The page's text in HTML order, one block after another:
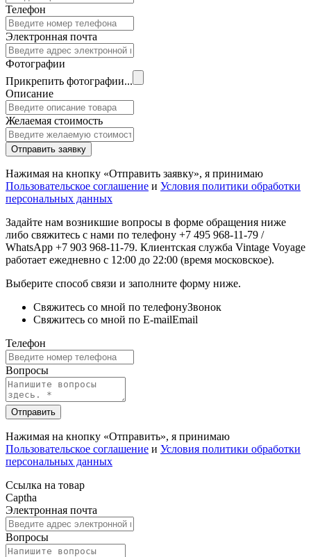
Телефон
Электронная почта
Фотографии
Прикрепить фотографии...
Описание
Желаемая стоимость
Отправить заявку
Нажимая на кнопку «Отправить заявку», я принимаю
Пользовательское соглашение и Условия политики обработки
персональных данных
Задайте нам возникшие вопросы в форме обращения ниже
либо свяжитесь с нами по телефону +7 495 968-11-79 /
WhatsApp +7 903 968-11-79. Клиентская служба Vintage Voyage
работает ежедневно с 12:00 до 22:00 (время московское).
Выберите способ связи и заполните форму ниже.
Свяжитесь со мной по телефонуЗвонок
Свяжитесь со мной по E-mailEmail
Телефон
Вопросы
Отправить
Нажимая на кнопку «Отправить», я принимаю
Пользовательское соглашение и Условия политики обработки
персональных данных
Ссылка на товар
Captha
Электронная почта
Вопросы